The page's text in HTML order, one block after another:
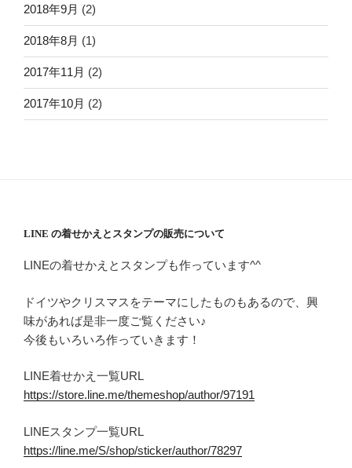
2018年9月 (2)
2018年8月 (1)
2017年11月 (2)
2017年10月 (2)
LINE の着せかえとスタンプの販売について
LINEの着せかえとスタンプも作っています^^
ドイツやクリスマスをテーマにしたものもあるので、興
味があれば是非一度ご覧ください♪
今後もいろいろ作っていきます！
LINE着せかえ一覧URL
https://store.line.me/themeshop/author/97191
LINEスタンプ一覧URL
https://line.me/S/shop/sticker/author/78297